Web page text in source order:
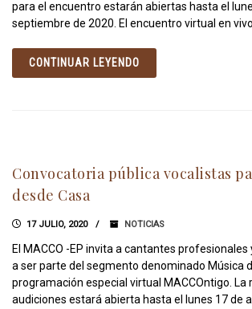
para el encuentro estarán abiertas hasta el
septiembre de 2020. El encuentro virtual en
CONTINUAR LEYENDO
Convocatoria pública vocalistas
desde Casa
17 JULIO, 2020 NOTICIAS
El MACCO -EP invita a cantantes
a ser parte del segmento denominado Música
programación especial virtual MACCOntigo. La
audiciones estará abierta hasta el lunes 17 de